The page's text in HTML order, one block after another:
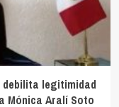
legitimidad
Mónica Aralí Soto